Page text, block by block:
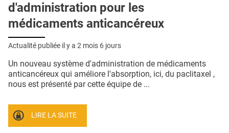
d'administration pour les
médicaments anticancéreux
Actualité publiée il y a 2 mois 6 jours
Un nouveau système d'administration de médicaments
anticancéreux qui améliore l'absorption, ici, du paclitaxel ,
nous est présenté par cette équipe de ...
LIRE LA SUITE